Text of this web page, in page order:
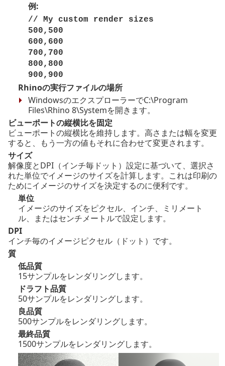
例:
// My custom render sizes
500,500
600,600
700,700
800,800
900,900
Rhinoの実行ファイルの場所
WindowsのエクスプローラーでC:\Program
Files\Rhino 8\Systemを開きます。
ビューポートの縦横比を固定
ビューポートの縦横比を維持します。高さまたは幅を変更
すると、もう一方の値もそれに合わせて変更されます。
サイズ
解像度とDPI（インチ毎ドット）設定に基づいて、選択さ
れた単位でイメージのサイズを計算します。これは印刷の
ためにイメージのサイズを決定するのに便利です。
単位
イメージのサイズをピクセル、インチ、ミリメート
ル、またはセンチメートルで設定します。
DPI
インチ毎のイメージピクセル（ドット）です。
質
低品質
15サンプルをレンダリングします。
ドラフト品質
50サンプルをレンダリングします。
良品質
500サンプルをレンダリングします。
最終品質
1500サンプルをレンダリングします。